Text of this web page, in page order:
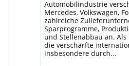
Automobilindustrie
Mercedes, Volkswagen,
zahlreiche
Sparprogramme,
und Stellenabbau an.
die verschärfte
insbesondere durch...